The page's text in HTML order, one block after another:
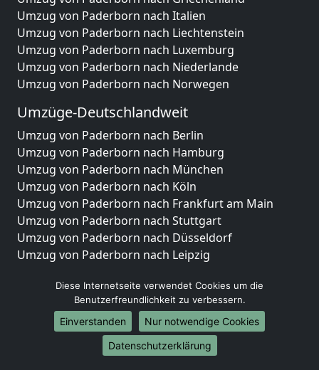
Umzug von Paderborn nach Italien
Umzug von Paderborn nach Liechtenstein
Umzug von Paderborn nach Luxemburg
Umzug von Paderborn nach Niederlande
Umzug von Paderborn nach Norwegen
Umzüge-Deutschlandweit
Umzug von Paderborn nach Berlin
Umzug von Paderborn nach Hamburg
Umzug von Paderborn nach München
Umzug von Paderborn nach Köln
Umzug von Paderborn nach Frankfurt am Main
Umzug von Paderborn nach Stuttgart
Umzug von Paderborn nach Düsseldorf
Umzug von Paderborn nach Leipzig
Umzug von Paderborn nach Essen
Umzug von Paderborn nach Bremen
Umzug von Paderborn nach Dresden
Umzug von Paderborn nach Hannover
Umzug von Paderborn nach Nürnberg
Diese Internetseite verwendet Cookies um die
Benutzerfreundlichkeit zu verbessern.
Einverstanden
Nur notwendige Cookies
Datenschutzerklärung